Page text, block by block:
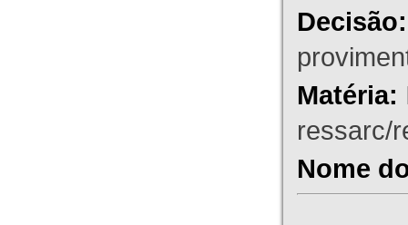
Decisão:
Matéria:
ressarc/
Nome